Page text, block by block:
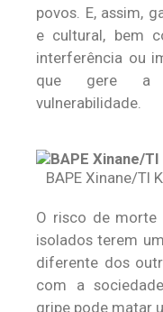
povos. E, assim,
e cultural, bem
interferência ou
que gere a
vulnerabilidade.
BAPE Xinane/TI
O risco de
isolados terem
diferente dos
com a
gripe pode matar